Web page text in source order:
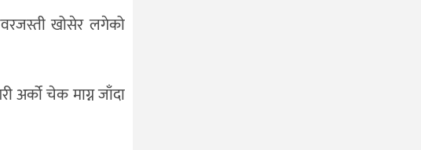
खोसेर लगेको
चेक माग्न जाँदा